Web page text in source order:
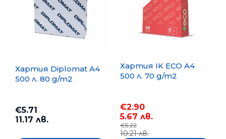
Хартия Diplomat A4
500 л. 80 g/m2
€5.71
11.17 лв.
Хартия IK ECO A4
500 л. 70 g/m2
€2.90
5.67 лв.
€5.22
10.21 лв.